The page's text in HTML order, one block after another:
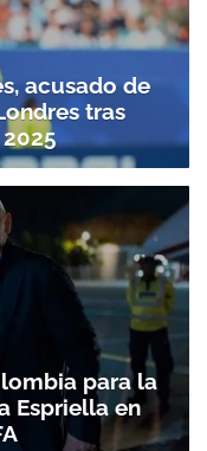
acusado de
tras
para la
Espriella en